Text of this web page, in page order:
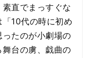
直でまっすぐな
10代の時に初め
たのが小劇場の
台の虜、戯曲の